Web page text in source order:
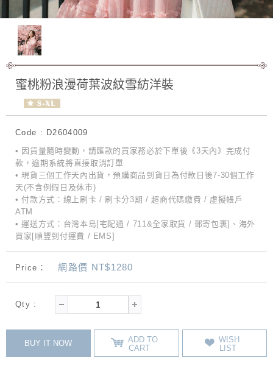
蜜桃粉浪漫荷葉波紋雪紡洋裝
Code : D2604009
• 因貨量隨時變動，請匯款的買家務必於下單後《3天內》完成付
款，逾期系統將直接取消訂單
• 現貨三個工作天內出貨，預購商品到貨日為付款日後7-30個工作
天(不含例假日及休市)
• 付款方式：線上刷卡 / 刷卡分3期 / 超商代碼繳費 / 虛擬帳戶
ATM
• 運送方式：台灣本島[宅配通 / 711&全家取貨 / 郵寄包裹]、海外
買家[順豐到付運費 / EMS]
Price：網路價 NT$1280
Qty :
BUY IT NOW
ADD TO
CART
WISH
LIST